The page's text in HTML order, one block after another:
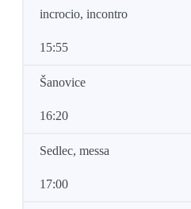
incrocio, incontro
15:55
Šanovice
16:20
Sedlec, messa
17:00